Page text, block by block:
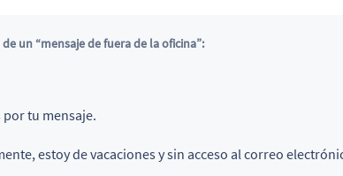
un “mensaje de fuera de la oficina”:
por tu mensaje.
estoy de vacaciones y sin acceso al correo